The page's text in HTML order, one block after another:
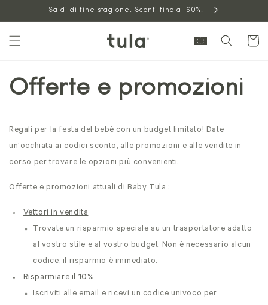
contenuto
Saldi di fine stagione. Sconti fino al 60%.
Carrello
Offerte e promozioni
Regali per la festa del bebè con un budget limitato! Date
un'occhiata ai codici sconto, alle promozioni e alle vendite in
corso per trovare le opzioni più convenienti.
Offerte e promozioni attuali di Baby Tula :
Vettori in vendita
Trovate un risparmio speciale su un trasportatore adatto
al vostro stile e al vostro budget. Non è necessario alcun
codice, il risparmio è immediato.
Risparmiare il 10%
Iscriviti alle email e ricevi un codice univoco per